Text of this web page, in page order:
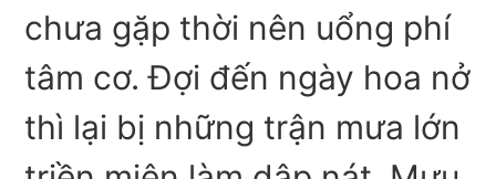
chưa gặp thời nên uổng phí
tâm cơ. Đợi đến ngày hoa nở
thì lại bị những trận mưa lớn